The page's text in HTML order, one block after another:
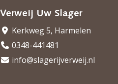
Verweij Uw Slager
Kerkweg 5, Harmelen
0348-441481
info@slagerijverweij.nl